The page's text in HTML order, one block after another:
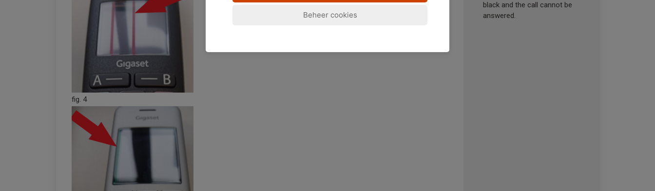
fig. 4
black and the call cannot be
answered.
Beheer cookies